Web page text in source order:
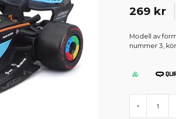
269 kr
Modell av
nummer 3,
-